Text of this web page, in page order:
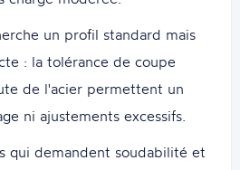
un profil standard mais
: la tolérance de coupe
de l'acier permettent un
ni ajustements excessifs.
qui demandent soudabilité et